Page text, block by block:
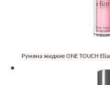
Румяна жидкие ONE TOUCH